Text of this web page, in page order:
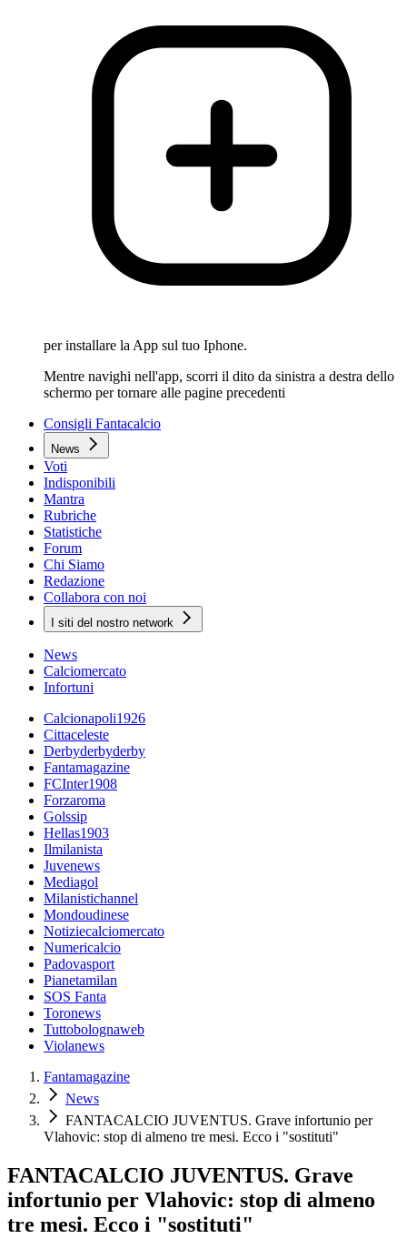
per installare la App sul tuo Iphone.
Mentre navighi nell'app, scorri il dito da sinistra a destra dello
schermo per tornare alle pagine precedenti
Consigli Fantacalcio
News
Voti
Indisponibili
Mantra
Rubriche
Statistiche
Forum
Chi Siamo
Redazione
Collabora con noi
I siti del nostro network
News
Calciomercato
Infortuni
Calcionapoli1926
Cittaceleste
Derbyderbyderby
Fantamagazine
FCInter1908
Forzaroma
Golssip
Hellas1903
Ilmilanista
Juvenews
Mediagol
Milanistichannel
Mondoudinese
Notiziecalciomercato
Numericalcio
Padovasport
Pianetamilan
SOS Fanta
Toronews
Tuttobolognaweb
Violanews
Fantamagazine
News
FANTACALCIO JUVENTUS. Grave infortunio per
Vlahovic: stop di almeno tre mesi. Ecco i "sostituti"
FANTACALCIO JUVENTUS. Grave
infortunio per Vlahovic: stop di almeno
tre mesi. Ecco i "sostituti"